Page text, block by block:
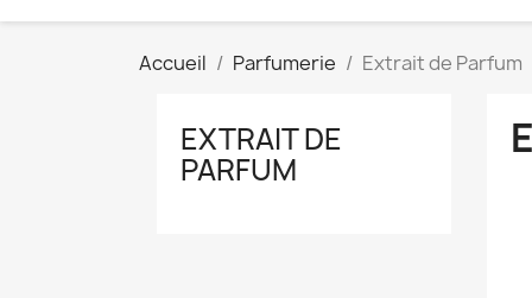
Accueil Parfumerie Extrait de Parfum
EXTRAIT DE
PARFUM